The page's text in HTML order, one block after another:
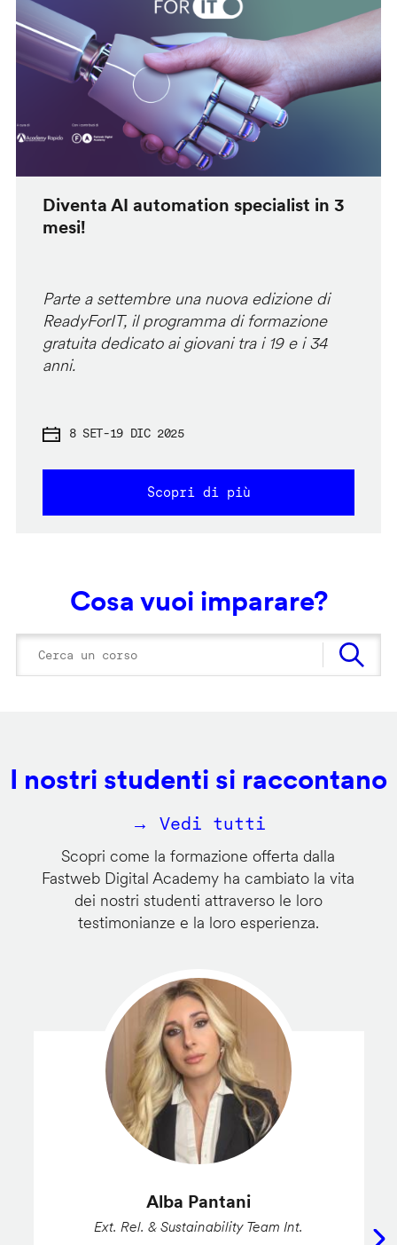
Diventa AI automation specialist in 3
mesi!
Parte a settembre una nuova edizione di
ReadyForIT, il programma di formazione
gratuita dedicato ai giovani tra i 19 e i 34
anni.
8 SET-19 DIC 2025
Scopri di più
Cosa vuoi imparare?
I nostri studenti si raccontano
→ Vedi tutti
Scopri come la formazione offerta dalla
Fastweb Digital Academy ha cambiato la vita
dei nostri studenti attraverso le loro
testimonianze e la loro esperienza.
Alba Pantani
Ext. Rel. & Sustainability Team Int.